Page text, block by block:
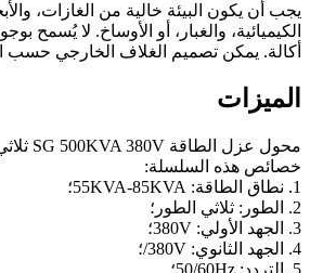
يجب أن يكون البيئة خالية من الغازات،
الكيميائية، والغبار، أو الأوساخ. لا يُسمح
أكالة. يمكن تصميم الغلاف الخارجي حسب
الميزات
محول عزل الطاقة SG 500KVA 380V ثلاثي الطور
خصائص هذه السلسلة:
1. نطاق الطاقة: 55KVA-85KVA؛
2. الطور: ثلاثي الطور؛
3. الجهد الأولي: 380V؛
4. الجهد الثانوي: 380V/؛
5. التردد: 50/60Hz؛